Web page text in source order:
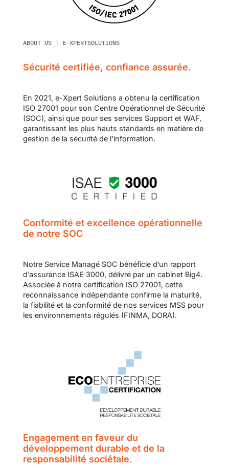
ABOUT US | E-XPERTSOLUTIONS
Sécurité certifiée, confiance assurée.
En 2021, e-Xpert Solutions a obtenu la certification
ISO 27001 pour son Centre Opérationnel de Sécurité
(SOC), ainsi que pour ses services Support et WAF,
garantissant les plus hauts standards en matière de
gestion de la sécurité de l’information.
Conformité et excellence opérationnelle
de notre SOC
Notre Service Managé SOC bénéficie d’un rapport
d’assurance ISAE 3000, délivré par un cabinet Big4.
Associée à notre certification ISO 27001, cette
reconnaissance indépendante confirme la maturité,
la fiabilité et la conformité de nos services MSS pour
les environnements régulés (FINMA, DORA).
Engagement en faveur du
développement durable et de la
responsabilité sociétale.